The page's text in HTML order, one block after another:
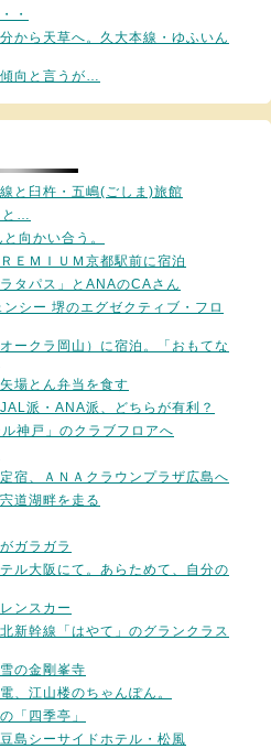
・
から天草へ。久大本線・ゆふいん
向と言うが…
と臼杵・五嶋(ごしま)旅館
と…
向かい合う。
ＥＭＩＵＭ京都駅前に宿泊
タパス」とANAのCAさん
シー 堺のエグゼクティブ・フロ
ークラ岡山）に宿泊。「おもてな
場とん弁当を食す
派・ANA派、どちらが有利？
神戸」のクラブフロアへ
宿、ＡＮＡクラウンプラザ広島へ
道湖畔を走る
ガラガラ
ル大阪にて。あらためて、自分の
ンスカー
新幹線「はやて」のグランクラス
の金剛峯寺
、江山楼のちゃんぽん。
「四季亭」
島シーサイドホテル・松風